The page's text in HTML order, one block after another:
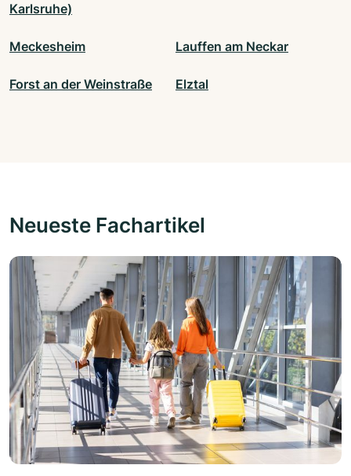
Karlsruhe)
Meckesheim Lauffen am Neckar
Forst an der Weinstraße Elztal
Neueste Fachartikel